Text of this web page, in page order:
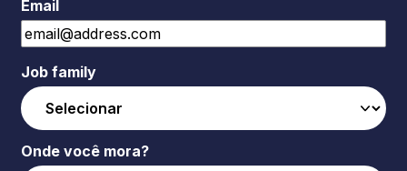
Email
Job family
Onde você mora?